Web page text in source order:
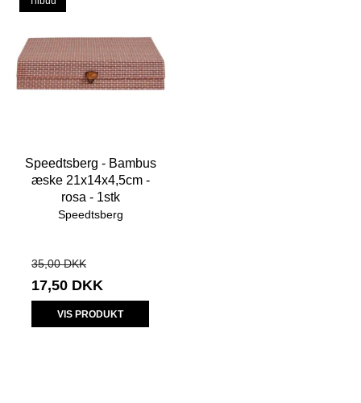
Speedtsberg - Bambus
æske 21x14x4,5cm -
rosa - 1stk
Speedtsberg
35,00 DKK
17,50 DKK
VIS PRODUKT